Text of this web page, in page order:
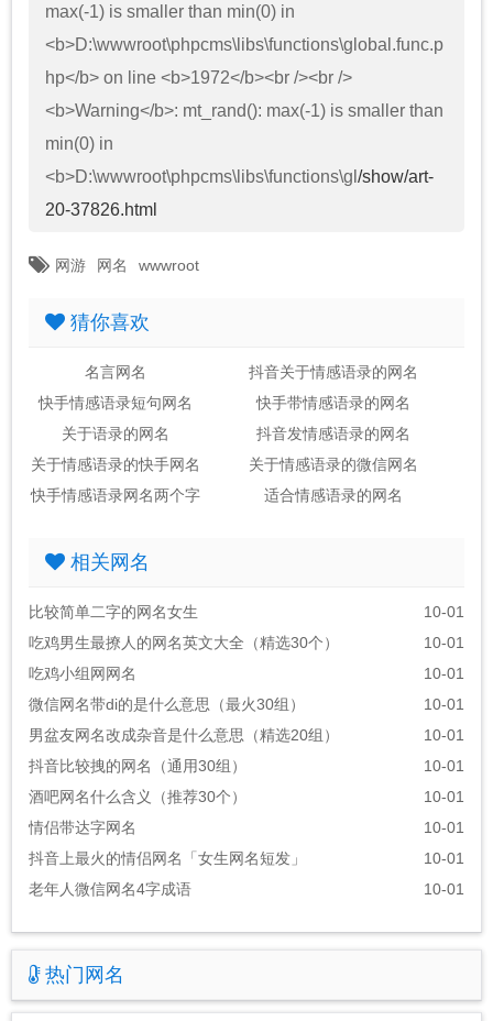
max(-1) is smaller than min(0) in
<b>D:\wwwroot\phpcms\libs\functions\global.func.p
hp</b> on line <b>1972</b><br /><br />
<b>Warning</b>: mt_rand(): max(-1) is smaller than
min(0) in
<b>D:\wwwroot\phpcms\libs\functions\gl /show/art-
20-37826.html
网游 网名 wwwroot
猜你喜欢
名言网名
抖音关于情感语录的网名
快手情感语录短句网名
快手带情感语录的网名
关于语录的网名
抖音发情感语录的网名
关于情感语录的快手网名
关于情感语录的微信网名
快手情感语录网名两个字
适合情感语录的网名
相关网名
比较简单二字的网名女生
10-01
吃鸡男生最撩人的网名英文大全（精选30个）
10-01
吃鸡小组网网名
10-01
微信网名带di的是什么意思（最火30组）
10-01
男盆友网名改成杂音是什么意思（精选20组）
10-01
抖音比较拽的网名（通用30组）
10-01
酒吧网名什么含义（推荐30个）
10-01
情侣带达字网名
10-01
抖音上最火的情侣网名「女生网名短发」
10-01
老年人微信网名4字成语
10-01
热门网名